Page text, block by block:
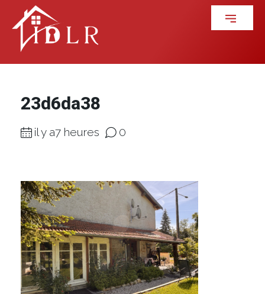
23d6da38
il y a7 heures 0